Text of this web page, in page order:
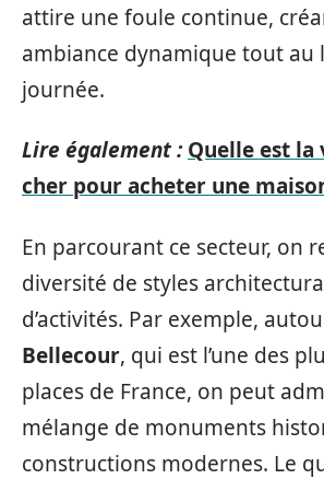
attire une foule continue,
ambiance dynamique tout au
journée.
Lire également : Quelle est
cher pour acheter une
En parcourant ce secteur, on
diversité de styles
d’activités. Par exemple,
Bellecour, qui est l’une des
places de France, on peut
mélange de monuments
constructions modernes. Le